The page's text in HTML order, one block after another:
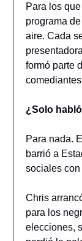
Para los
programa
aire. Cada
formó parte
¿Solo
Para nada.
barrió a
sociales
Chris
para los
elecciones,